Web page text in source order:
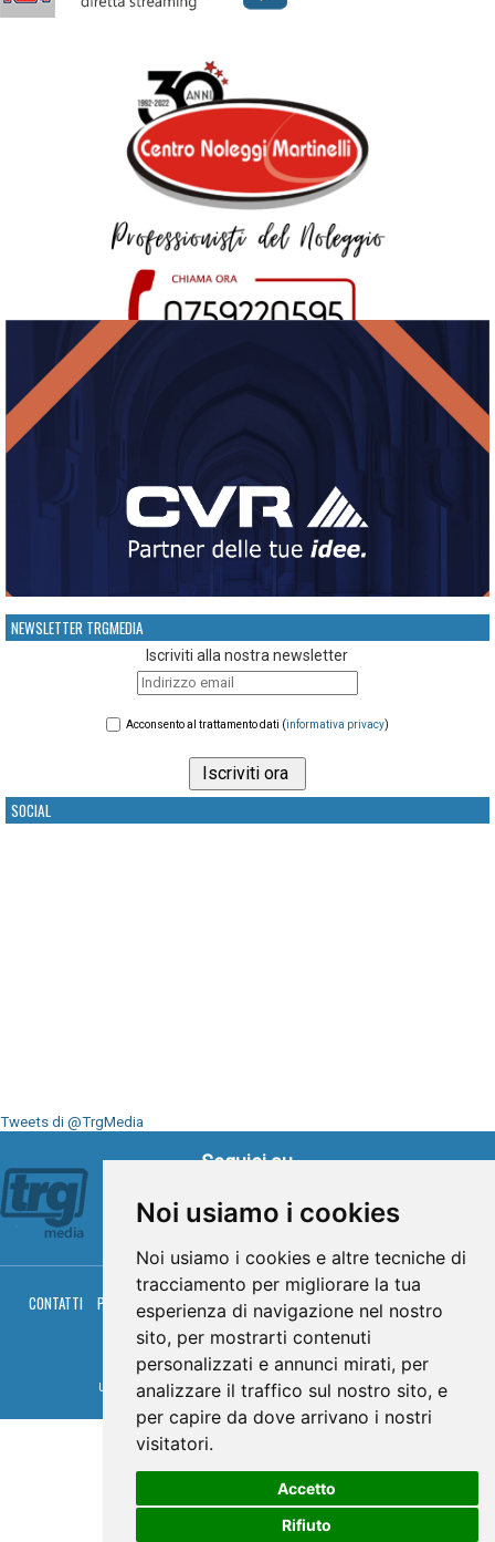
Noi usiamo i cookies
Noi usiamo i cookies e altre tecniche di
tracciamento per migliorare la tua
esperienza di navigazione nel nostro
sito, per mostrarti contenuti
personalizzati e annunci mirati, per
analizzare il traffico sul nostro sito, e
per capire da dove arrivano i nostri
visitatori.
Accetto
Rifiuto
NEWSLETTER TRGMEDIA
Iscriviti alla nostra newsletter
Acconsento al trattamento dati (informativa privacy)
SOCIAL
Tweets di @TrgMedia
Seguici su
CONTATTI PRIVACY COOKIES PALINSESTO DIRETTA TV
DIRETTA RADIO
RGM HITRADIO
© TRG Media 2005-2026
Umbria Televisioni s.r.l. - P.I.00496230541 - www.trgmedia.it- Powered by